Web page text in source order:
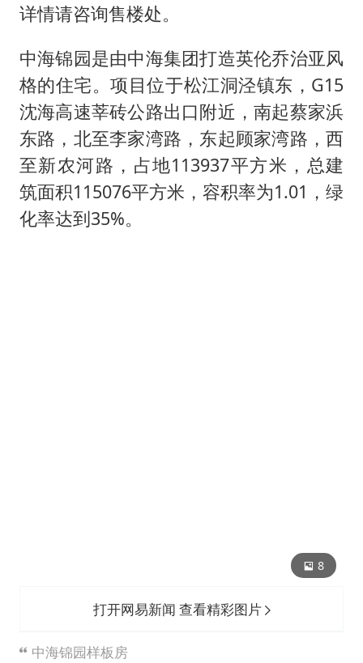
详情请咨询售楼处。
中海锦园是由中海集团打造英伦乔治亚风
格的住宅。项目位于松江洞泾镇东，G15
沈海高速莘砖公路出口附近，南起蔡家浜
东路，北至李家湾路，东起顾家湾路，西
至新农河路，占地113937平方米，总建
筑面积115076平方米，容积率为1.01，绿
化率达到35%。
8
打开网易新闻 查看精彩图片
中海锦园样板房